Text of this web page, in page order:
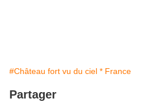
#Château fort vu du ciel * France
Partager